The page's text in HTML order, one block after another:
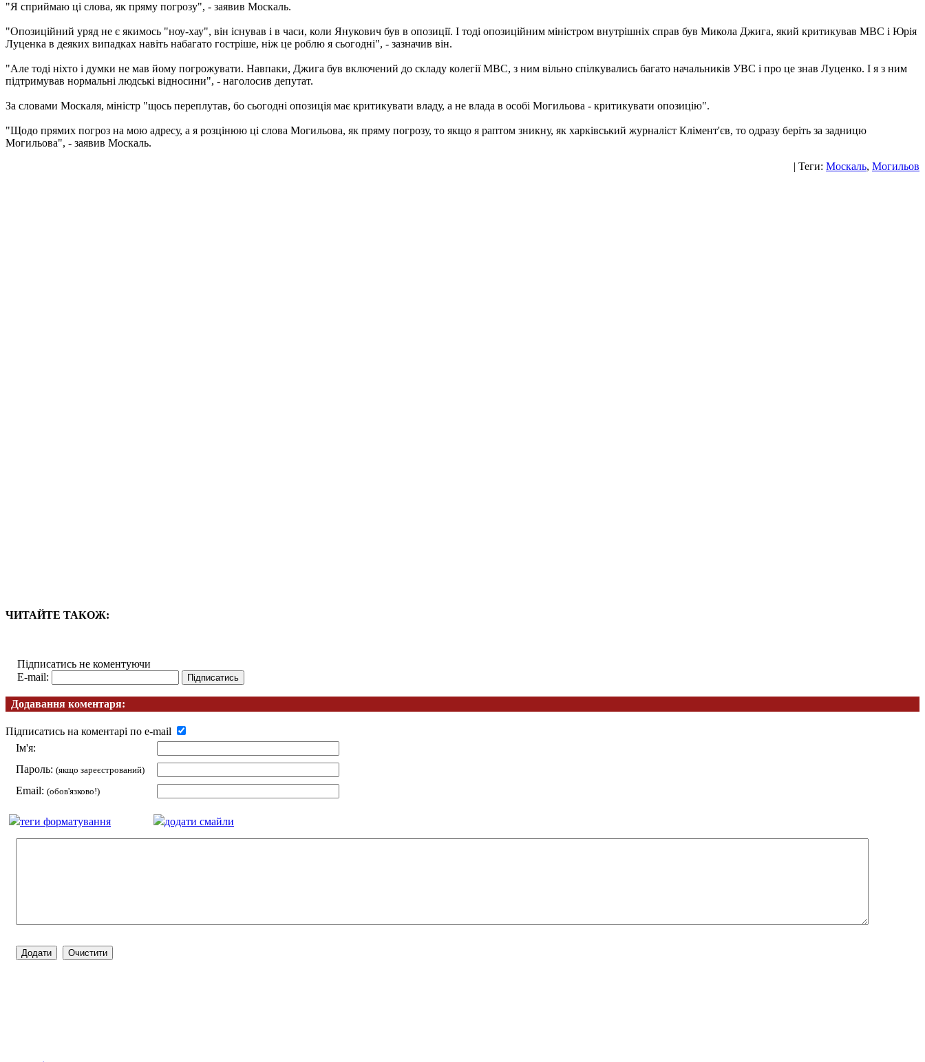
"Я сприймаю ці слова, як пряму погрозу", - заявив Москаль.
"Опозиційний уряд не є якимось "ноу-хау", він існував і в часи, коли Янукович був в опозиції. І тоді опозиційним міністром внутрішніх справ був Микола Джига, який критикував МВС і Юрія
Луценка в деяких випадках навіть набагато гостріше, ніж це роблю я сьогодні", - зазначив він.
"Але тоді ніхто і думки не мав йому погрожувати. Навпаки, Джига був включений до складу колегії МВС, з ним вільно спілкувались багато начальників УВС і про це знав Луценко. І я з ним
підтримував нормальні людські відносини", - наголосив депутат.
За словами Москаля, міністр "щось переплутав, бо сьогодні опозиція має критикувати владу, а не влада в особі Могильова - критикувати опозицію".
"Щодо прямих погроз на мою адресу, а я розцінюю ці слова Могильова, як пряму погрозу, то якщо я раптом зникну, як харківський журналіст Клімент'єв, то одразу беріть за задницю
Могильова", - заявив Москаль.
| Теги: Москаль, Могильов
ЧИТАЙТЕ ТАКОЖ:
Підписатись не коментуючи
E-mail:
Додавання коментаря:
Підписатись на коментарі по e-mail
Ім'я:
Пароль: (якщо зареєстрований)
Email: (обов'язково!)
теги форматування додати смайли